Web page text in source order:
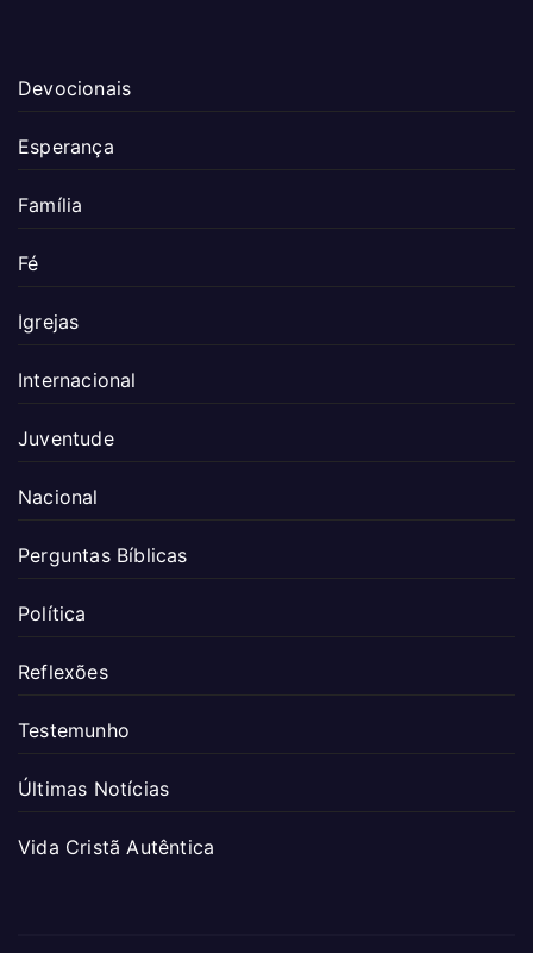
Devocionais
Esperança
Família
Fé
Igrejas
Internacional
Juventude
Nacional
Perguntas Bíblicas
Política
Reflexões
Testemunho
Últimas Notícias
Vida Cristã Autêntica